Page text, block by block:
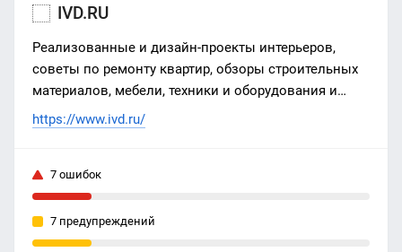
IVD.RU
Реализованные и дизайн-проекты интерьеров,
советы по ремонту квартир, обзоры строительных
материалов, мебели, техники и оборудования и
другие идеи для дома на IVD.ru.
https://www.ivd.ru/
7 ошибок
7 предупреждений